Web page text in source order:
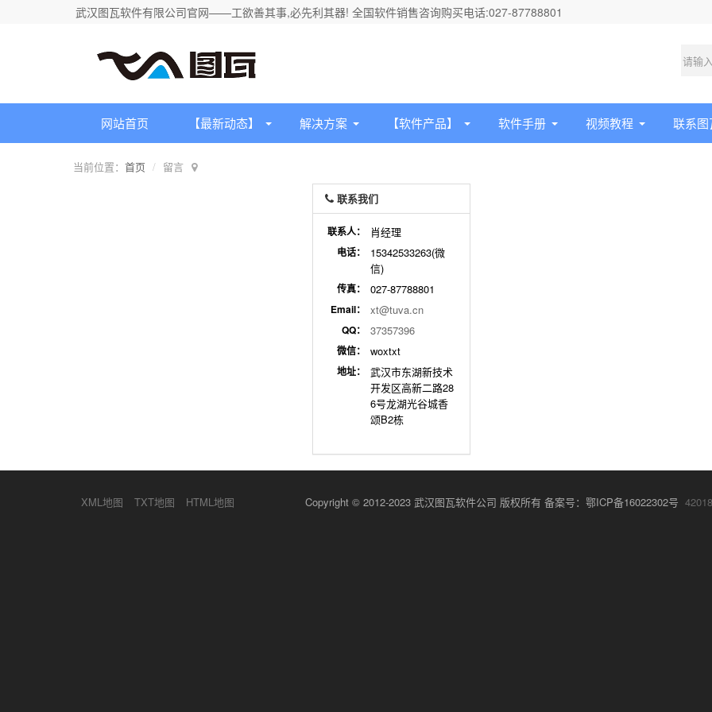
武汉图瓦软件有限公司官网——工欲善其事,必先利其器! 全国软件销售咨询购买电话:027-87788801
网站首页 【最新动态】 解决方案 【软件产品】 软件手册 视频教程 联系图
当前位置： 首页 留言
联系我们
联系人： 肖经理
电话：
15342533263(微
信)
传真： 027-87788801
Email： xt@tuva.cn
QQ： 37357396
微信： woxtxt
地址：
武汉市东湖新技术
开发区高新二路28
6号龙湖光谷城香
颂B2栋
XML地图 TXT地图 HTML地图 Copyright © 2012-2023 武汉图瓦软件公司 版权所有 备案号： 鄂ICP备16022302号